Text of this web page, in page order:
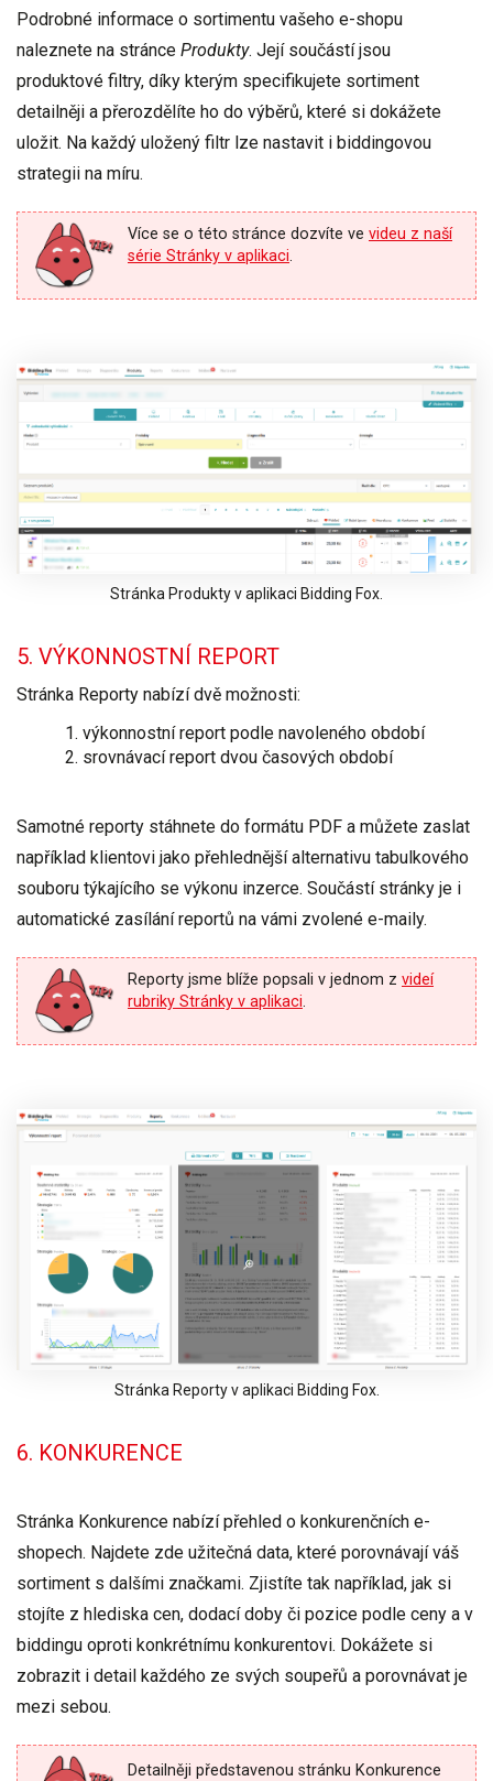
Podrobné informace o sortimentu vašeho e-shopu
naleznete na stránce Produkty. Její součástí jsou
produktové filtry, díky kterým specifikujete sortiment
detailněji a přerozdělíte ho do výběrů, které si dokážete
uložit. Na každý uložený filtr lze nastavit i biddingovou
strategii na míru.
Více se o této stránce dozvíte ve videu z naší
série Stránky v aplikaci.
Stránka Produkty v aplikaci Bidding Fox.
5. VÝKONNOSTNÍ REPORT
Stránka Reporty nabízí dvě možnosti:
výkonnostní report podle navoleného období
srovnávací report dvou časových období
Samotné reporty stáhnete do formátu PDF a můžete zaslat
například klientovi jako přehlednější alternativu tabulkového
souboru týkajícího se výkonu inzerce. Součástí stránky je i
automatické zasílání reportů na vámi zvolené e-maily.
Reporty jsme blíže popsali v jednom z videí
rubriky Stránky v aplikaci.
Stránka Reporty v aplikaci Bidding Fox.
6. KONKURENCE
Stránka Konkurence nabízípřehled o konkurenčních e-
shopech. Najdete zde užitečná data, které porovnávají váš
sortiment s dalšími značkami. Zjistíte tak například, jak si
stojíte z hlediska cen, dodací doby či pozice podle ceny a v
biddingu oproti konkrétnímu konkurentovi. Dokážete si
zobrazit i detail každého ze svých soupeřů a porovnávat je
mezi sebou.
Detailněji představenou stránku Konkurence